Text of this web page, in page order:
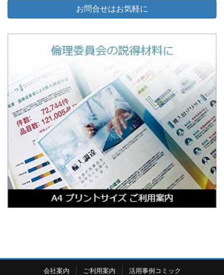
お問合せはお気軽に
会社案内 ご利用案内
活用事例コミック